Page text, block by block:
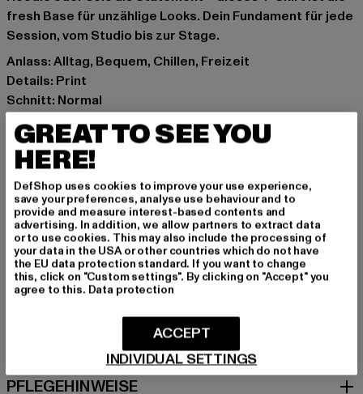
fresh Base für unzählige Looks. Dein Fundament für jede
Session, vom Studio bis zur Stage.
Anlass: Alltag, Bequem, Chillen, Freizeit
Details: Print
Schnitt: Normal
Marke: Cloud5ive
Kat.: T-Shirts
Farbe: weiß
Hersteller Farbe: white/yellow
Materialzusammensetzung: 95% Viskose, 5% Elasthan
Art.Nr: CL2945-02694
Hersteller: Styleboom Textilhandels GmbH & Co. KG |
info@77onlineshop.eu
Am Kapellhof 22 | 47608 Geldern | DE
GRÖSSE & PASSFORM
PFLEGEHINWEISE
GREAT TO SEE YOU
HERE!
DefShop uses cookies to improve your use experience,
save your preferences, analyse use behaviour and to
provide and measure interest-based contents and
advertising. In addition, we allow partners to extract data
or to use cookies. This may also include the processing of
your data in the USA or other countries which do not have
the EU data protection standard. If you want to change
this, click on "Custom settings". By clicking on "Accept" you
agree to this. Data protection
INDIVIDUAL SETTINGS
ACCEPT